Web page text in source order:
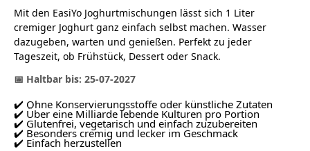
Mit den EasiYo Joghurtmischungen lässt sich 1 Liter
cremiger Joghurt ganz einfach selbst machen. Wasser
dazugeben, warten und genießen. Perfekt zu jeder
Tageszeit, ob Frühstück, Dessert oder Snack.
📅 Haltbar bis: 25-07-2027
✔️ Ohne Konservierungsstoffe oder künstliche Zutaten
✔️ Über eine Milliarde lebende Kulturen pro Portion
✔️ Glutenfrei, vegetarisch und einfach zuzubereiten
✔️ Besonders cremig und lecker im Geschmack
✔️ Einfach herzustellen